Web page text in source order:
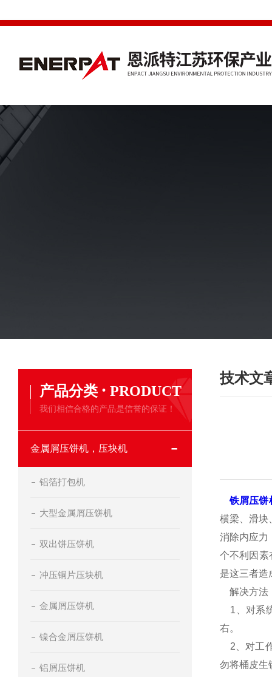
产品分类 · PRODUCT
我们相信合格的产品是信誉的保证！
金属屑压饼机，压块机
铝箔打包机
大型金属屑压饼机
双出饼压饼机
冲压铜片压块机
金属屑压饼机
镍合金屑压饼机
铝屑压饼机
技术文
铁屑压饼
横梁、滑块
消除内应力
个不利因素
是这三者造
解决方法
1、对系
右。
2、对工
勿将桶皮生